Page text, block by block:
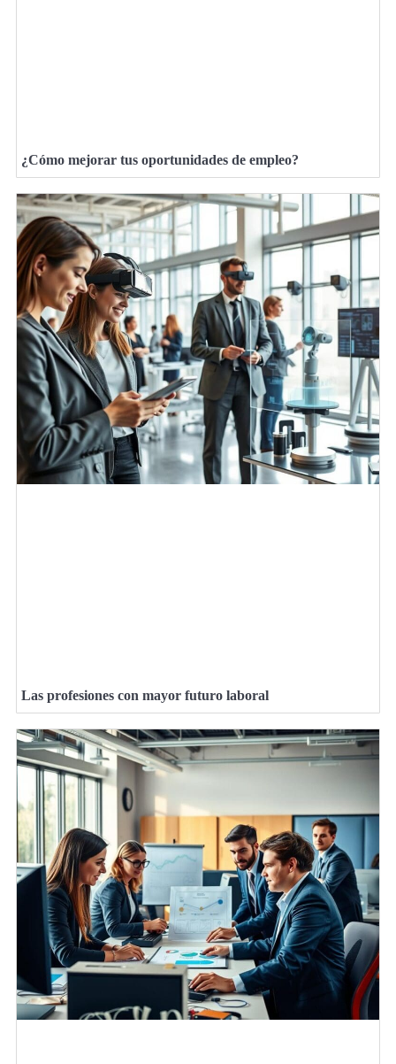
¿Cómo mejorar tus oportunidades de empleo?
Las profesiones con mayor futuro laboral